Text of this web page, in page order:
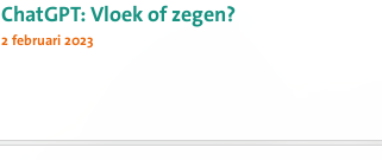
ChatGPT: Vloek of zegen?
2 februari 2023